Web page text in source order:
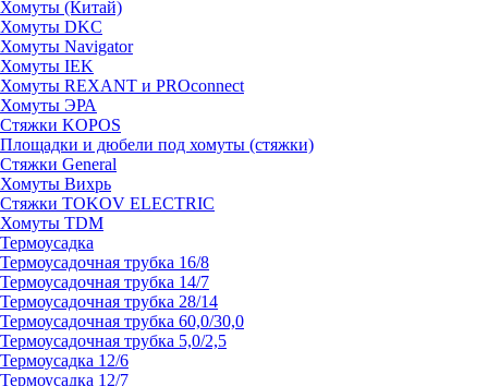
Хомуты (Китай)
Хомуты DKC
Хомуты Navigator
Хомуты IEK
Хомуты REXANT и PROconnect
Хомуты ЭРА
Стяжки KOPOS
Площадки и дюбели под хомуты (стяжки)
Стяжки General
Хомуты Вихрь
Стяжки TOKOV ELECTRIC
Хомуты TDM
Термоусадка
Термоусадочная трубка 16/8
Термоусадочная трубка 14/7
Термоусадочная трубка 28/14
Термоусадочная трубка 60,0/30,0
Термоусадочная трубка 5,0/2,5
Термоусадка 12/6
Термоусадка 12/7